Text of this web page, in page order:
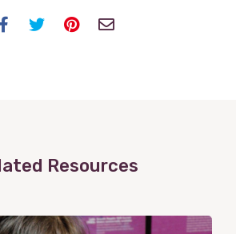
Facebook
TwitterPinterestEmail
Resources
View